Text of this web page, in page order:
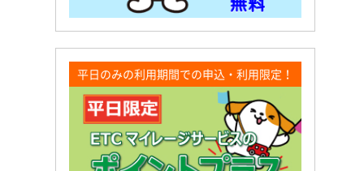
平日のみの利用期間での申込・利用限定！